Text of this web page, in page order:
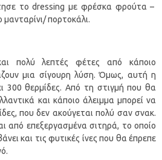
το dressing με φρέσκα φρούτα –
πορτοκάλι.
πολύ λεπτές φέτες από κάποιο
μια σίγουρη λύση. Όμως, αυτή η
300 θερμίδες. Από τη στιγμή που θα
και κάποιο άλειμμα μπορεί να
που δεν ακούγεται πολύ σαν σνακ.
από επεξεργασμένα σιτηρά, το οποίο
και τις φυτικές ίνες που θα έπρεπε